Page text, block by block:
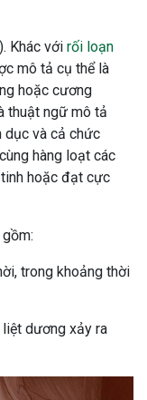
Khác với rối loạn
mô tả cụ thể là
hoặc cương
thuật ngữ mô tả
dục và cả chức
hàng loạt các
hoặc đạt cực
trong khoảng thời
dương xảy ra